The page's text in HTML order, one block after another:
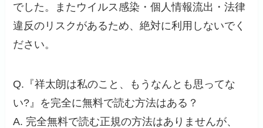
でした。またウイルス感染・個人情報流出・法律
違反のリスクがあるため、絶対に利用しないでく
ださい。
Q.『祥太朗は私のこと、もうなんとも思ってな
い?』を完全に無料で読む方法はある？
A. 完全無料で読む正規の方法はありませんが、